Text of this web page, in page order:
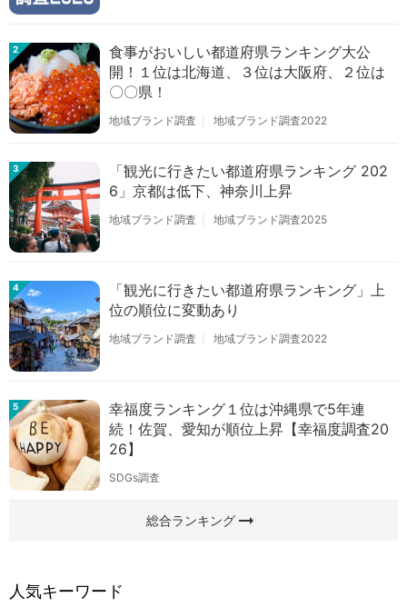
2
食事がおいしい都道府県ランキング大公
開！１位は北海道、３位は大阪府、２位は
〇〇県！
地域ブランド調査 地域ブランド調査2022
3
「観光に行きたい都道府県ランキング 202
6」京都は低下、神奈川上昇
地域ブランド調査 地域ブランド調査2025
4
「観光に行きたい都道府県ランキング」上
位の順位に変動あり
地域ブランド調査 地域ブランド調査2022
5
幸福度ランキング１位は沖縄県で5年連
続！佐賀、愛知が順位上昇【幸福度調査20
26】
SDGs調査
総合ランキングarrow_right_alt
人気キーワード